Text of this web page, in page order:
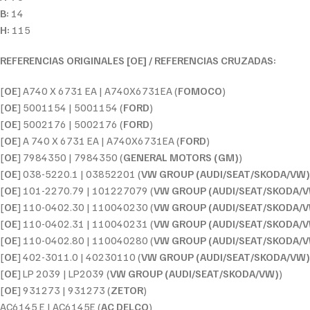
B: 14
H: 115
REFERENCIAS ORIGINALES [OE] / REFERENCIAS CRUZADAS:
[OE] A740 X 6731 EA | A740X6731EA (FOMOCO)
[OE] 5001154 | 5001154 (FORD)
[OE] 5002176 | 5002176 (FORD)
[OE] A 740 X 6731 EA | A740X6731EA (FORD)
[OE] 7984350 | 7984350 (GENERAL MOTORS (GM))
[OE] 038-5220.1 | 03852201 (VW GROUP (AUDI/SEAT/SKODA/VW)
[OE] 101-2270.79 | 101227079 (VW GROUP (AUDI/SEAT/SKODA/
[OE] 110-0402.30 | 110040230 (VW GROUP (AUDI/SEAT/SKODA/
[OE] 110-0402.31 | 110040231 (VW GROUP (AUDI/SEAT/SKODA/
[OE] 110-0402.80 | 110040280 (VW GROUP (AUDI/SEAT/SKODA/
[OE] 402-3011.0 | 40230110 (VW GROUP (AUDI/SEAT/SKODA/VW)
[OE] LP 2039 | LP2039 (VW GROUP (AUDI/SEAT/SKODA/VW))
[OE] 931273 | 931273 (ZETOR)
AC6145 E | AC6145E (AC DELCO)